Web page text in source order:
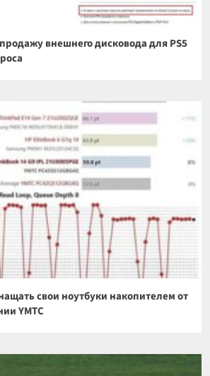
внешнего дисковода для PS5
свои ноутбуки накопителем от
YMTC